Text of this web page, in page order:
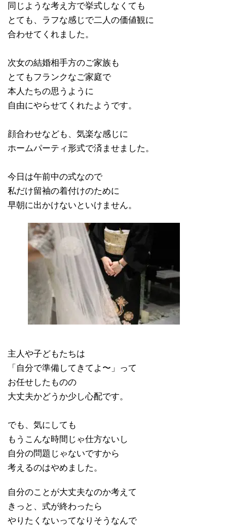
同じような考え方で挙式しなくても
とても、ラフな感じで二人の価値観に
合わせてくれました。
次女の結婚相手方のご家族も
とてもフランクなご家庭で
本人たちの思うように
自由にやらせてくれたようです。
顔合わせなども、気楽な感じに
ホームパーティ形式で済ませました。
今日は午前中の式なので
私だけ留袖の着付けのために
早朝に出かけないといけません。
主人や子どもたちは
「自分で準備してきてよ〜」って
お任せしたものの
大丈夫かどうか少し心配です。
でも、気にしても
もうこんな時間じゃ仕方ないし
自分の問題じゃないですから
考えるのはやめました。
自分のことが大丈夫なのか考えて
きっと、式が終わったら
やりたくないってなりそうなんで